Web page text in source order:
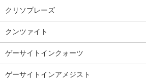
クリソプレーズ
クンツァイト
ゲーサイトインクォーツ
ゲーサイトインアメジスト